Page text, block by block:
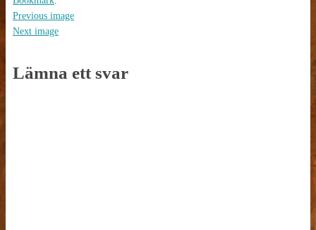
Previous image
Next image
Lämna ett svar